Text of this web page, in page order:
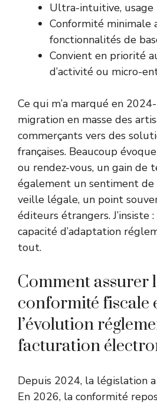
Ultra-intuitive,
Conformité minimale
fonctionnalités de
Convient en priorité
d’activité ou micro-
Ce qui m’a marqué en
migration en masse des
commerçants vers des
françaises. Beaucoup
ou rendez-vous, un gain de
également un sentiment
veille légale, un point
éditeurs étrangers. J’insiste
capacité d’adaptation
tout.
Comment assurer
conformité fiscale
l’évolution
facturation
Depuis 2024, la législation
En 2026, la conformité